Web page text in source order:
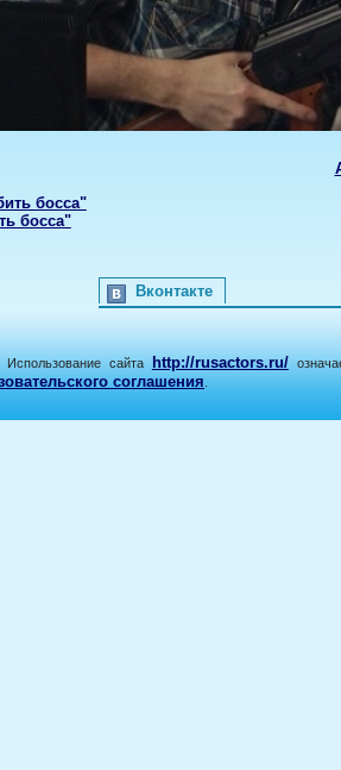
босса"
босса"
Вконтакте
сайта http://rusactors.ru/
соглашения